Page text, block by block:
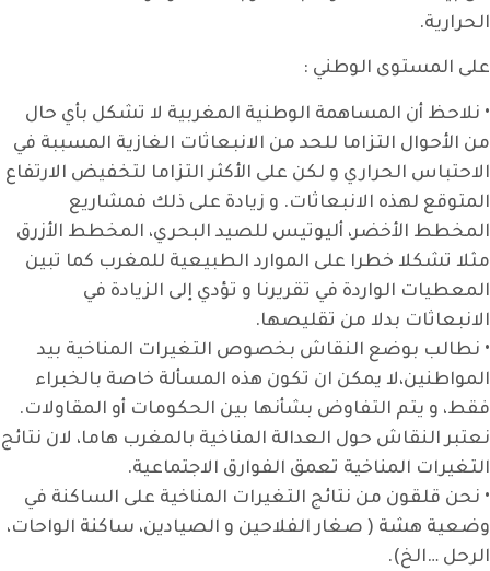
الحرارية.
على المستوى الوطني :
• نلاحظ أن المساهمة الوطنية المغربية لا تشكل بأي حال
من الأحوال التزاما للحد من الانبعاثات الغازية المسببة في
الاحتباس الحراري و لكن على الأكثر التزاما لتخفيض الارتفاع
المتوقع لهذه الانبعاثات. و زيادة على ذلك فمشاريع
المخطط الأخضر، أليوتيس للصيد البحري، المخطط الأزرق
مثلا تشكلا خطرا على الموارد الطبيعية للمغرب كما تبين
المعطيات الواردة في تقريرنا و تؤدي إلى الزيادة في
الانبعاثات بدلا من تقليصها.
• نطالب بوضع النقاش بخصوص التغيرات المناخية بيد
المواطنين،لا يمكن ان تكون هذه المسألة خاصة بالخبراء
فقط، و يتم التفاوض بشأنها بين الحكومات أو المقاولات.
نعتبر النقاش حول العدالة المناخية بالمغرب هاما، لان نتائج
التغيرات المناخية تعمق الفوارق الاجتماعية.
• نحن قلقون من نتائج التغيرات المناخية على الساكنة في
وضعية هشة ( صغار الفلاحين و الصيادين، ساكنة الواحات،
الرحل …الخ).